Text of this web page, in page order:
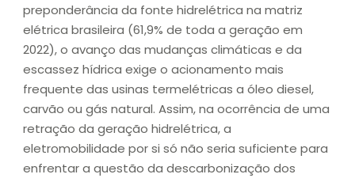
preponderância da fonte hidrelétrica na matriz
elétrica brasileira (61,9% de toda a geração em
2022), o avanço das mudanças climáticas e da
escassez hídrica exige o acionamento mais
frequente das usinas termelétricas a óleo diesel,
carvão ou gás natural. Assim, na ocorrência de uma
retração da geração hidrelétrica, a
eletromobilidade por si só não seria suficiente para
enfrentar a questão da descarbonização dos